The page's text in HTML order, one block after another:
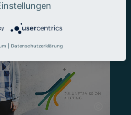
Datenschutzerklärung